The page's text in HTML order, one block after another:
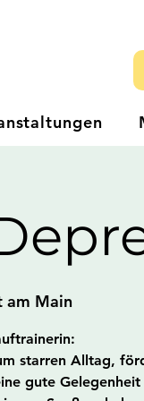
am Main
starren Alltag,
gute Gelegenheit